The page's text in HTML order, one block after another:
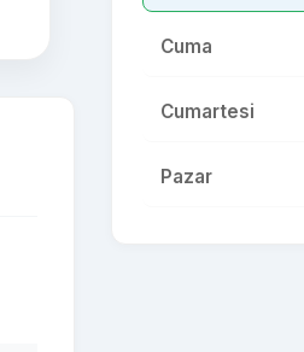
Cuma
Cumartesi
Pazar